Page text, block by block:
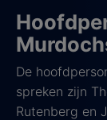
De
spreken zijn
Rutenberg en